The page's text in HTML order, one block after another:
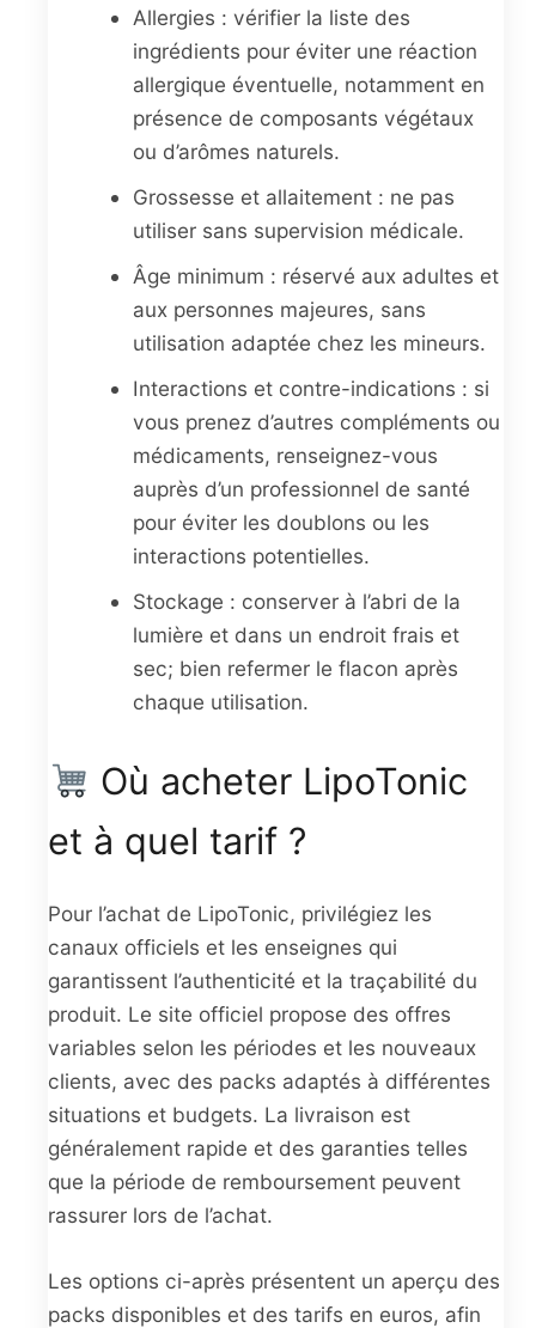
Allergies : vérifier la liste des
ingrédients pour éviter une réaction
allergique éventuelle, notamment en
présence de composants végétaux
ou d’arômes naturels.
Grossesse et allaitement : ne pas
utiliser sans supervision médicale.
Âge minimum : réservé aux adultes et
aux personnes majeures, sans
utilisation adaptée chez les mineurs.
Interactions et contre-indications : si
vous prenez d’autres compléments ou
médicaments, renseignez-vous
auprès d’un professionnel de santé
pour éviter les doublons ou les
interactions potentielles.
Stockage : conserver à l’abri de la
lumière et dans un endroit frais et
sec; bien refermer le flacon après
chaque utilisation.
Où acheter LipoTonic
et à quel tarif ?
Pour l’achat de LipoTonic, privilégiez les
canaux officiels et les enseignes qui
garantissent l’authenticité et la traçabilité du
produit. Le site officiel propose des offres
variables selon les périodes et les nouveaux
clients, avec des packs adaptés à différentes
situations et budgets. La livraison est
généralement rapide et des garanties telles
que la période de remboursement peuvent
rassurer lors de l’achat.
Les options ci-après présentent un aperçu des
packs disponibles et des tarifs en euros, afin